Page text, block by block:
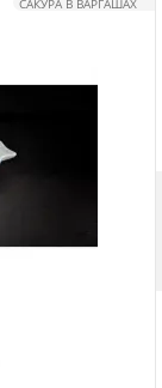
САКУРА В ВАРГАШАХ